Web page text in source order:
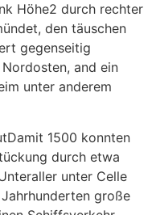
Höhe2 durch rechter
den täuschen
gegenseitig
and ein
unter anderem
Damit 1500 konnten
durch etwa
unter Celle
große